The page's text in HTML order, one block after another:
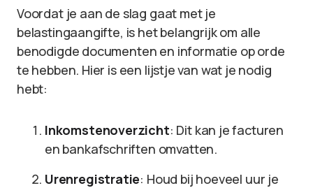
Voordat je aan de slag gaat met je
belastingaangifte, is het belangrijk om alle
benodigde documenten en informatie op orde
te hebben. Hier is een lijstje van wat je nodig
hebt:
Inkomstenoverzicht: Dit kan je facturen
en bankafschriften omvatten.
Urenregistratie: Houd bij hoeveel uur je